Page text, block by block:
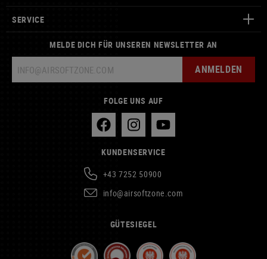
SERVICE
MELDE DICH FÜR UNSEREN NEWSLETTER AN
ANMELDEN
FOLGE UNS AUF
KUNDENSERVICE
+43 7252 50900
info@airsoftzone.com
GÜTESIEGEL